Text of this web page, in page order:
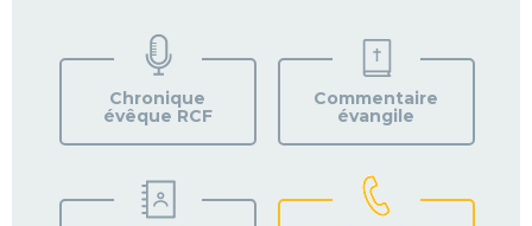
VOTRE
PAROISSE
Chronique
évêque RCF
Commentaire
évangile